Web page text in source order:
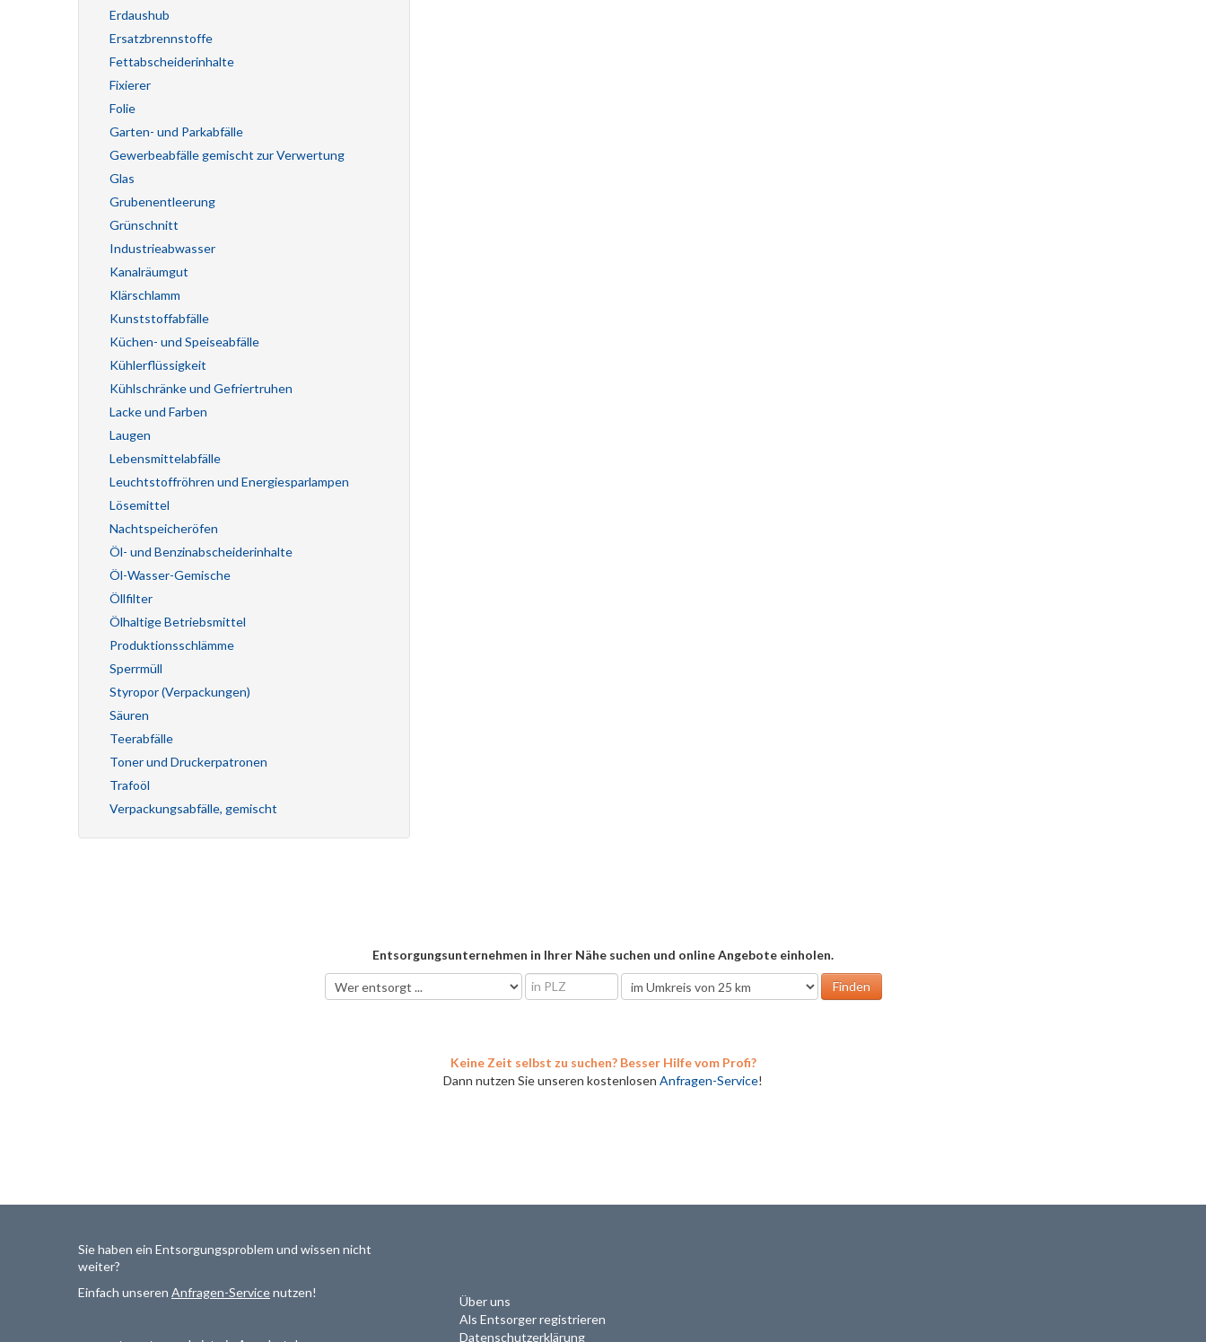
Erdaushub
Ersatzbrennstoffe
Fettabscheiderinhalte
Fixierer
Folie
Garten- und Parkabfälle
Gewerbeabfälle gemischt zur Verwertung
Glas
Grubenentleerung
Grünschnitt
Industrieabwasser
Kanalräumgut
Klärschlamm
Kunststoffabfälle
Küchen- und Speiseabfälle
Kühlerflüssigkeit
Kühlschränke und Gefriertruhen
Lacke und Farben
Laugen
Lebensmittelabfälle
Leuchtstoffröhren und Energiesparlampen
Lösemittel
Nachtspeicheröfen
Öl- und Benzinabscheiderinhalte
Öl-Wasser-Gemische
Öllfilter
Ölhaltige Betriebsmittel
Produktionsschlämme
Sperrmüll
Styropor (Verpackungen)
Säuren
Teerabfälle
Toner und Druckerpatronen
Trafoöl
Verpackungsabfälle, gemischt
Entsorgungsunternehmen in Ihrer Nähe suchen und online Angebote einholen.
Keine Zeit selbst zu suchen? Besser Hilfe vom Profi?
Dann nutzen Sie unseren kostenlosen Anfragen-Service!
Sie haben ein Entsorgungsproblem und wissen nicht
weiter?
Einfach unseren Anfragen-Servicenutzen!
Über uns
Als Entsorger registrieren
Datenschutzerklärung